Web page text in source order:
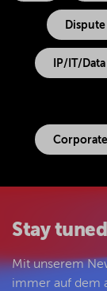
IP/IT/
Stay
Mit unserem
immer auf dem